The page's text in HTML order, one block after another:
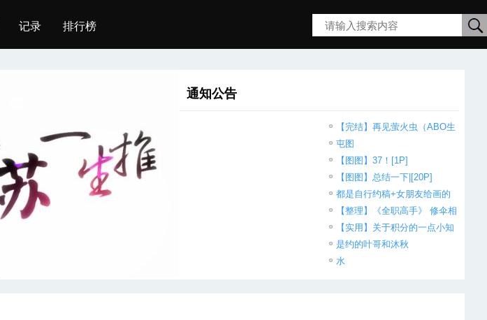
记录 排行榜
搜
通知公告
【完结】再见萤火虫（ABO生
子）
屯图
【图图】37！[1P]
【图图】总结一下|[20P]
都是自行约稿+女朋友给画的
【整理】《全职高手》 修伞相
关内容
【实用】关于积分的一点小知
识
是约的叶哥和沐秋
水